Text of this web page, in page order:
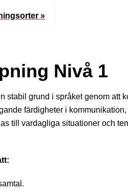
»
Nivå 1
stabil grund i språket genom att
färdigheter i
till vardagliga situationer och